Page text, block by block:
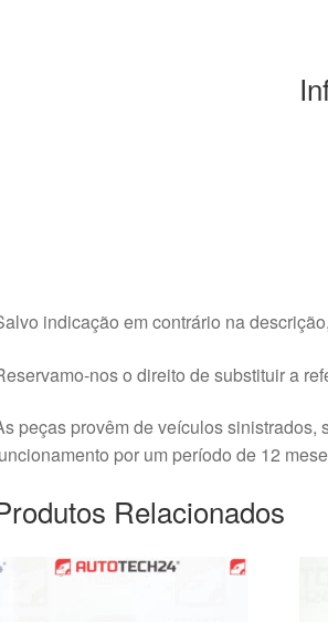
indicação em contrário na
nos o direito de substituir a
peças provêm de veículos
por um período de 12
Relacionados